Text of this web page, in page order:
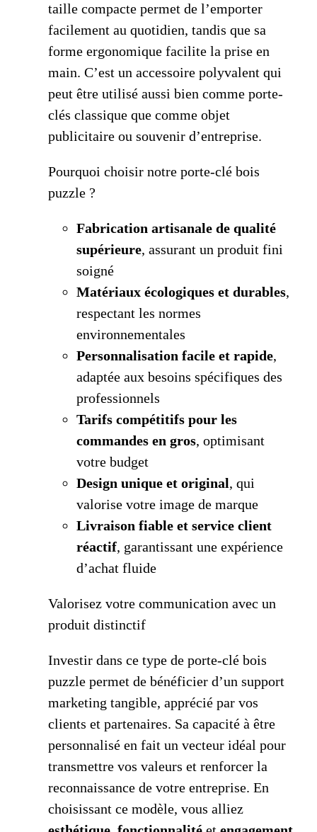
taille compacte permet de l’emporter
facilement au quotidien, tandis que sa
forme ergonomique facilite la prise en
main. C’est un accessoire polyvalent qui
peut être utilisé aussi bien comme porte-
clés classique que comme objet
publicitaire ou souvenir d’entreprise.
Pourquoi choisir notre porte-clé bois
puzzle ?
Fabrication artisanale de qualité
supérieure, assurant un produit fini
soigné
Matériaux écologiques et durables,
respectant les normes
environnementales
Personnalisation facile et rapide,
adaptée aux besoins spécifiques des
professionnels
Tarifs compétitifs pour les
commandes en gros, optimisant
votre budget
Design unique et original, qui
valorise votre image de marque
Livraison fiable et service client
réactif, garantissant une expérience
d’achat fluide
Valorisez votre communication avec un
produit distinctif
Investir dans ce type de porte-clé bois
puzzle permet de bénéficier d’un support
marketing tangible, apprécié par vos
clients et partenaires. Sa capacité à être
personnalisé en fait un vecteur idéal pour
transmettre vos valeurs et renforcer la
reconnaissance de votre entreprise. En
choisissant ce modèle, vous alliez